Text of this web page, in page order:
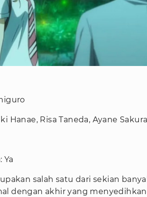
Hanae, Risa Taneda, Ayane Sakura
Ya
salah satu dari sekian
dengan akhir yang